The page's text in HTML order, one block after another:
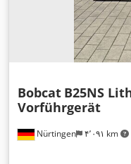
Nürtingen ۴٬۰۹۱ km
Bobcat B25NS
Vorführgerät